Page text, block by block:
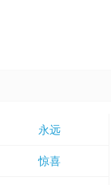
永远
惊喜